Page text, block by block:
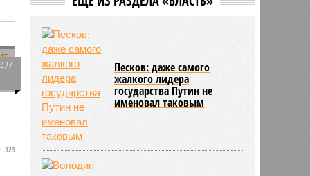
323
Песков: даже самого
жалкого лидера
государства Путин не
именовал таковым